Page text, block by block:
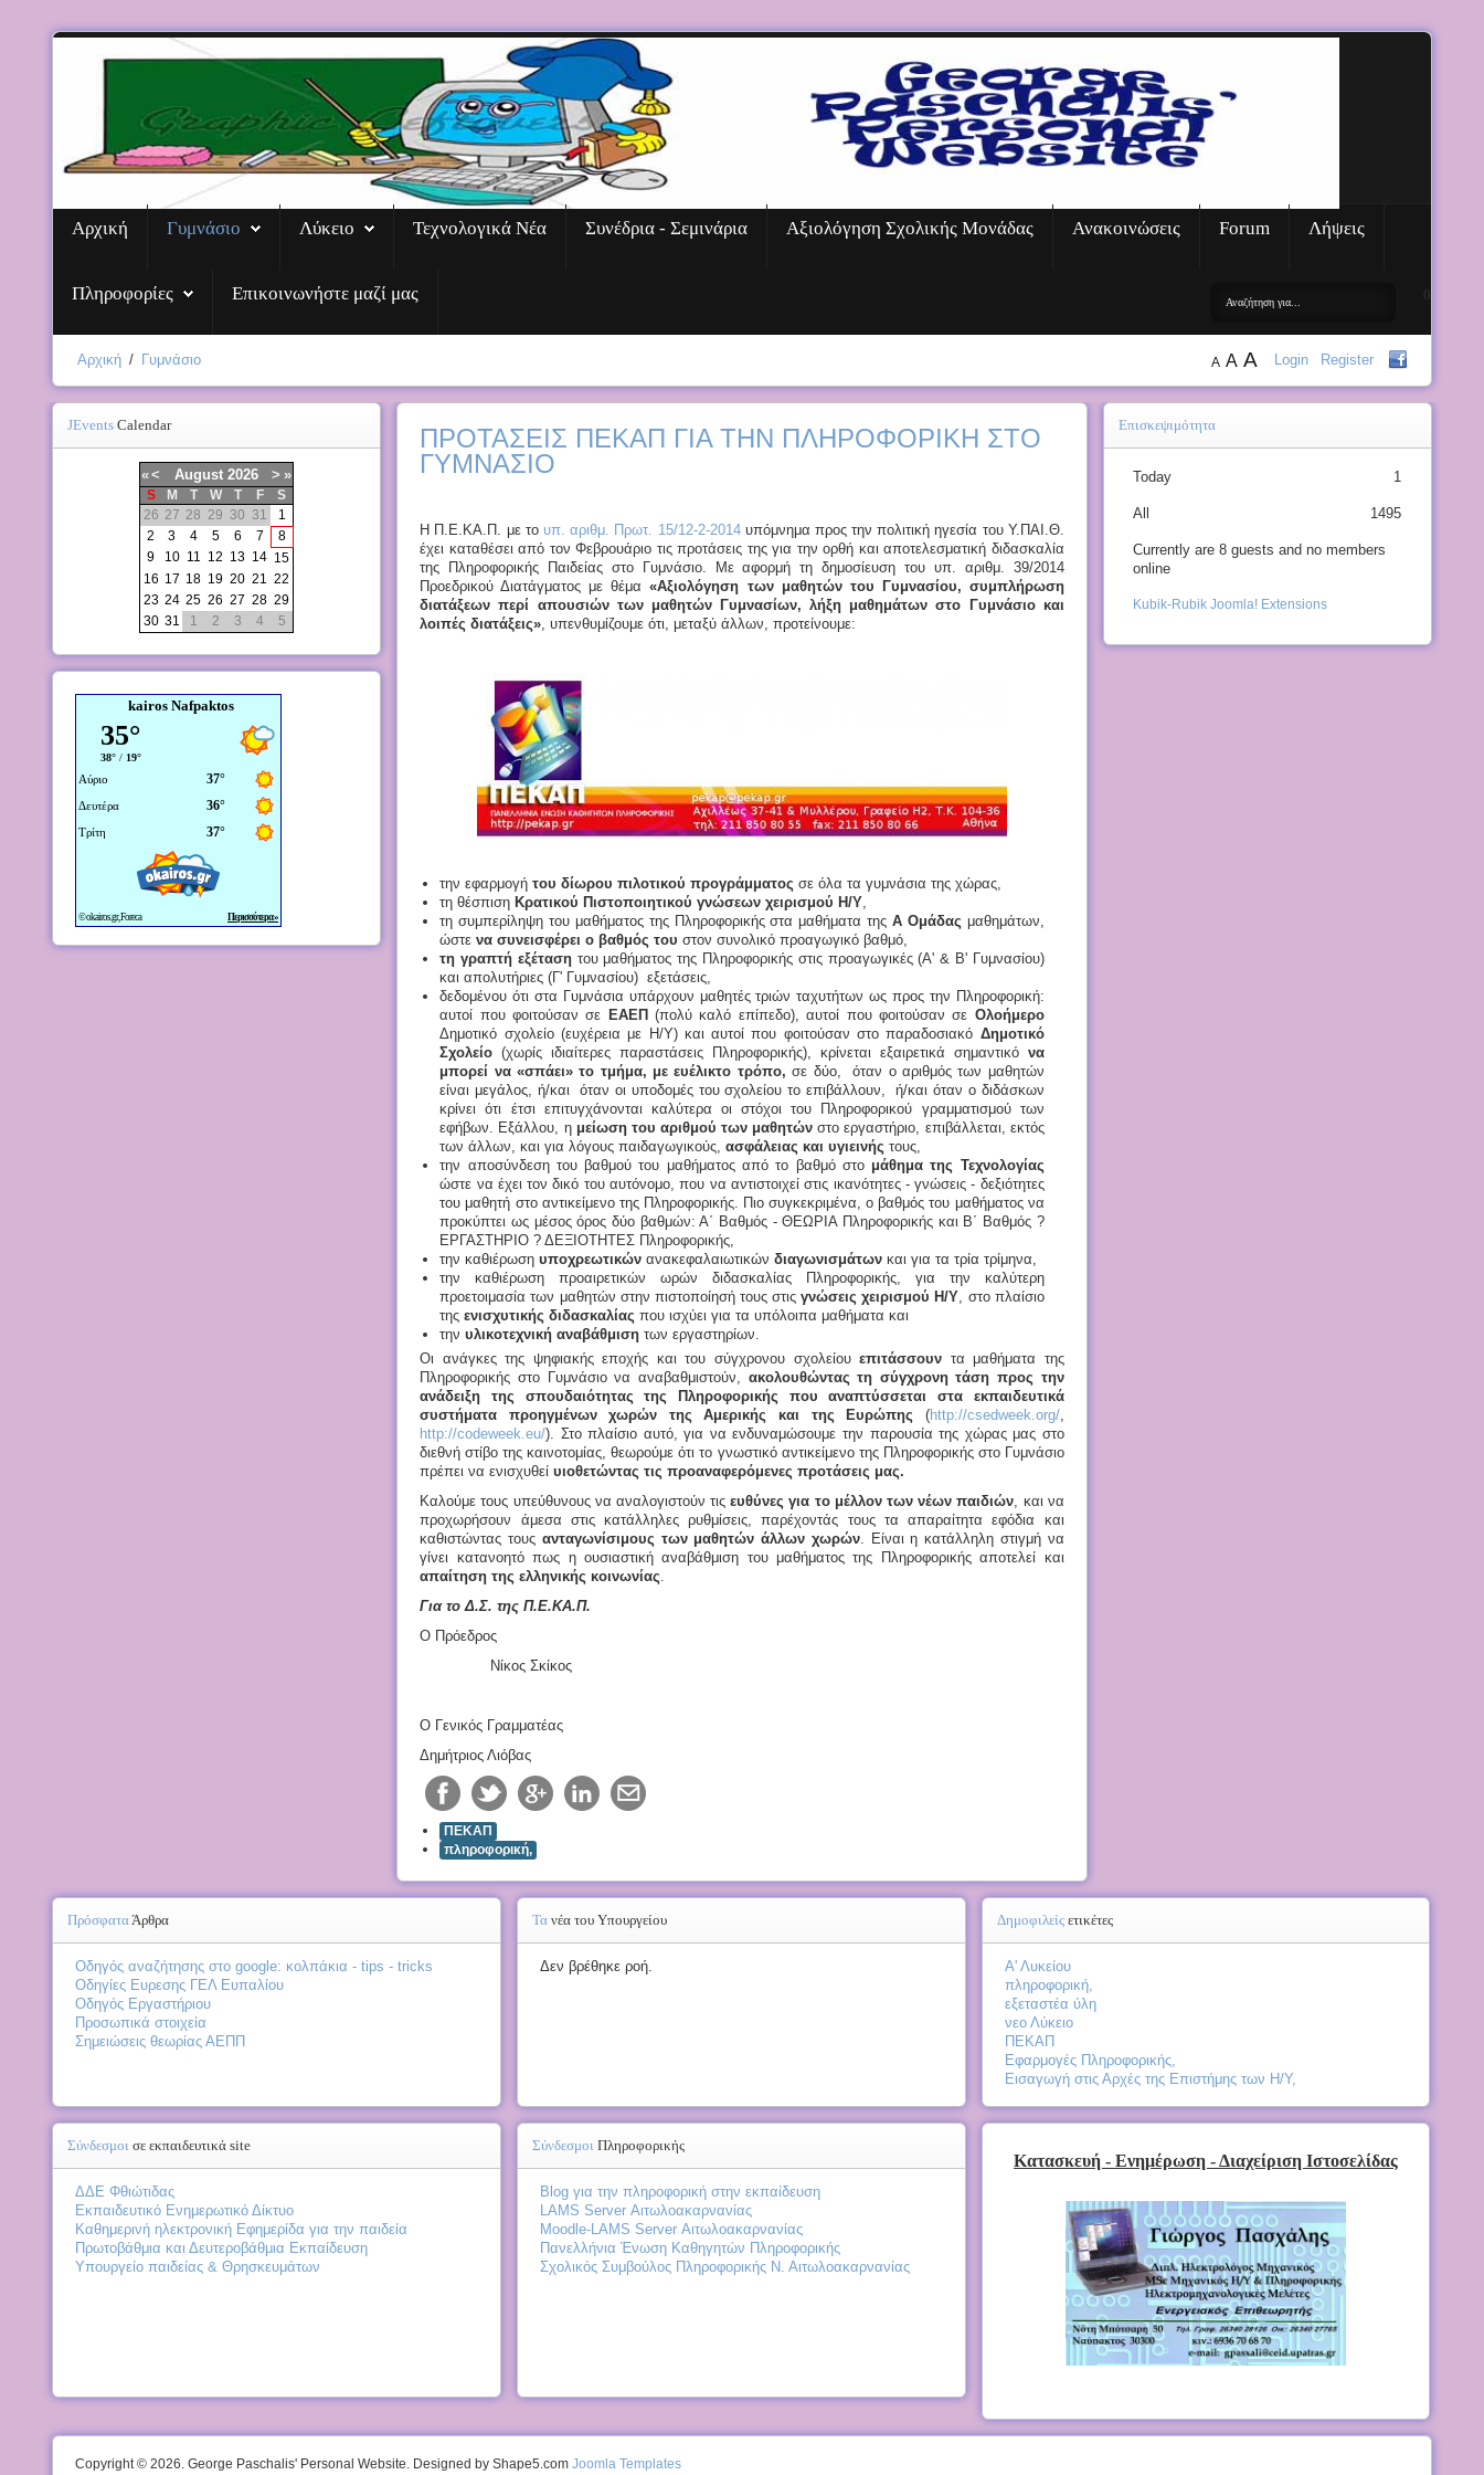
Αρχική Γυμνάσιο Λύκειο Τεχνολογικά Νέα Συνέδρια - Σεμινάρια Αξιολόγηση Σχολικής Μονάδας Ανακοινώσεις Forum Λήψεις
Πληροφορίες Επικοινωνήστε μαζί μας 0
Αρχική / Γυμνάσιο Login Register
A A A
ΠΡΟΤΆΣΕΙΣ ΠΕΚΑΠ ΓΙΑ ΤΗΝ ΠΛΗΡΟΦΟΡΙΚΉ ΣΤΟ
ΓΥΜΝΆΣΙΟ
Η Π.Ε.ΚΑ.Π. με το υπ. αριθμ. Πρωτ. 15/12-2-2014υπόμνημα προς την πολιτική ηγεσία του Υ.ΠΑΙ.Θ.
έχει καταθέσει από τον Φεβρουάριο τις προτάσεις της για την ορθή και αποτελεσματική διδασκαλία
της Πληροφορικής Παιδείας στο Γυμνάσιο. Με αφορμή τη δημοσίευση του υπ. αριθμ. 39/2014
Προεδρικού Διατάγματος με θέμα«Αξιολόγηση των μαθητών του Γυμνασίου, συμπλήρωση
διατάξεων περί απουσιών των μαθητών Γυμνασίων, λήξη μαθημάτων στο Γυμνάσιο και
λοιπές διατάξεις», υπενθυμίζουμε ότι, μεταξύ άλλων, προτείνουμε:
την εφαρμογήτου δίωρου πιλοτικού προγράμματος σε όλα τα γυμνάσια της χώρας,
τη θέσπιση Κρατικού Πιστοποιητικού γνώσεων χειρισμού Η/Υ,
τη συμπερίληψη του μαθήματος της Πληροφορικής στα μαθήματα της Α Ομάδας μαθημάτων,
ώστενα συνεισφέρει ο βαθμός του στον συνολικό προαγωγικό βαθμό,
τη γραπτή εξέτασητου μαθήματος της Πληροφορικής στις προαγωγικές (Α' & Β' Γυμνασίου)
και απολυτήριες (Γ' Γυμνασίου) εξετάσεις,
δεδομένου ότι στα Γυμνάσια υπάρχουν μαθητές τριών ταχυτήτων ως προς την Πληροφορική:
αυτοί που φοιτούσαν σε ΕΑΕΠ (πολύ καλό επίπεδο), αυτοί που φοιτούσαν σε Ολοήμερο
Δημοτικό σχολείο (ευχέρεια με Η/Υ) και αυτοί που φοιτούσαν στο παραδοσιακό Δημοτικό
Σχολείο (χωρίς ιδιαίτερες παραστάσεις Πληροφορικής), κρίνεται εξαιρετικά σημαντικό να
μπορεί να «σπάει» το τμήμα, με ευέλικτο τρόπο, σε δύο, όταν ο αριθμός των μαθητών
είναι μεγάλος, ή/και όταν οι υποδομές του σχολείου το επιβάλλουν, ή/και όταν ο διδάσκων
κρίνει ότι έτσι επιτυγχάνονται καλύτερα οι στόχοι του Πληροφορικού γραμματισμού των
εφήβων. Εξάλλου, η μείωση του αριθμού των μαθητών στο εργαστήριο, επιβάλλεται, εκτός
των άλλων, και για λόγους παιδαγωγικούς,ασφάλειας και υγιεινής τους,
την αποσύνδεση του βαθμού του μαθήματος από το βαθμό στο μάθημα της Τεχνολογίας
ώστε να έχει τον δικό του αυτόνομο, που να αντιστοιχεί στις ικανότητες - γνώσεις - δεξιότητες
του μαθητή στο αντικείμενο της Πληροφορικής. Πιο συγκεκριμένα, ο βαθμός του μαθήματος να
προκύπτει ως μέσος όρος δύο βαθμών: Α΄ Βαθμός - ΘΕΩΡΙΑ Πληροφορικής και Β΄ Βαθμός ?
ΕΡΓΑΣΤΗΡΙΟ ? ΔΕΞΙΟΤΗΤΕΣ Πληροφορικής,
την καθιέρωσηυποχρεωτικών ανακεφαλαιωτικώνδιαγωνισμάτωνκαι για τα τρία τρίμηνα,
την καθιέρωση προαιρετικών ωρών διδασκαλίας Πληροφορικής, για την καλύτερη
προετοιμασία των μαθητών στην πιστοποίησή τους στιςγνώσεις χειρισμού Η/Υ, στο πλαίσιο
τηςενισχυτικής διδασκαλίας που ισχύει για τα υπόλοιπα μαθήματα και
τηνυλικοτεχνική αναβάθμιση των εργαστηρίων.
Οι ανάγκες της ψηφιακής εποχής και του σύγχρονου σχολείουεπιτάσσουν τα μαθήματα της
Πληροφορικής στο Γυμνάσιο να αναβαθμιστούν, ακολουθώντας τη σύγχρονη τάση προς την
ανάδειξη της σπουδαιότητας της Πληροφορικής που αναπτύσσεται στα εκπαιδευτικά
συστήματα προηγμένων χωρών της Αμερικής και της Ευρώπης (http://csedweek.org/,
http://codeweek.eu/). Στο πλαίσιο αυτό, για να ενδυναμώσουμε την παρουσία της χώρας μας στο
διεθνή στίβο της καινοτομίας, θεωρούμε ότι το γνωστικό αντικείμενο της Πληροφορικής στο Γυμνάσιο
πρέπει να ενισχυθείυιοθετώντας τις προαναφερόμενες προτάσεις μας.
Καλούμε τους υπεύθυνους να αναλογιστούν τιςευθύνες για το μέλλον των νέων παιδιών, και να
προχωρήσουν άμεσα στις κατάλληλες ρυθμίσεις, παρέχοντάς τους τα απαραίτητα εφόδια και
καθιστώντας τους ανταγωνίσιμους των μαθητών άλλων χωρών. Είναι η κατάλληλη στιγμή να
γίνει κατανοητό πως η ουσιαστική αναβάθμιση του μαθήματος της Πληροφορικής αποτελεί και
απαίτηση της ελληνικής κοινωνίας.
Για το Δ.Σ. της Π.Ε.ΚΑ.Π.
Ο Πρόεδρος
Νίκος Σκίκος
Ο Γενικός Γραμματέας
Δημήτριος Λιόβας
ΠΕΚΑΠ
πληροφορική,
JEventsCalendar
«< August 2026 > »
S M T W T F
S
26 27 28 29 30 31
1
2
3 4 5 6 7
8
9
10 11 12 13 14 15
16 17 18 19 20 21 22
23 24 25 26 27 28 29
30 31 1 2 3 4 5
kairos Nafpaktos
Επισκεψιμότητα
Today 1
All 1495
Currently are 8 guests and no members
online
Kubik-Rubik Joomla! Extensions
ΠρόσφαταΆρθρα
Οδηγός αναζήτησης στο google: κολπάκια - tips - tricks
Οδηγίες Ευρεσης ΓΕΛ Ευπαλίου
Οδηγός Εργαστήριου
Προσωπικά στοιχεία
Σημειώσεις θεωρίας ΑΕΠΠ
Τα νέα του Υπουργείου
Δεν βρέθηκε ροή.
Δημοφιλείς ετικέτες
Α' Λυκείου
πληροφορική,
εξεταστέα ύλη
νεο Λύκειο
ΠΕΚΑΠ
Εφαρμογές Πληροφορικής,
Εισαγωγή στις Αρχές της Επιστήμης των Η/Υ,
Σύνδεσμοισε εκπαιδευτικά site
ΔΔΕ Φθιώτιδας
Εκπαιδευτικό Ενημερωτικό Δίκτυο
Καθημερινή ηλεκτρονική Εφημερίδα για την παιδεία
Πρωτοβάθμια και Δευτεροβάθμια Εκπαίδευση
Υπουργείο παιδείας & Θρησκευμάτων
Σύνδεσμοι Πληροφορικής
Blog για την πληροφορική στην εκπαίδευση
LAMS Server Αιτωλοακαρνανίας
Moodle-LAMS Server Αιτωλοακαρνανίας
Πανελλήνια Ένωση Καθηγητών Πληροφορικής
Σχολικός Συμβούλος Πληροφορικής Ν. Αιτωλοακαρνανίας
Κατασκευή - Ενημέρωση - Διαχείριση Ιστοσελίδας
Copyright © 2026. George Paschalis' Personal Website. Designed by Shape5.comJoomla Templates